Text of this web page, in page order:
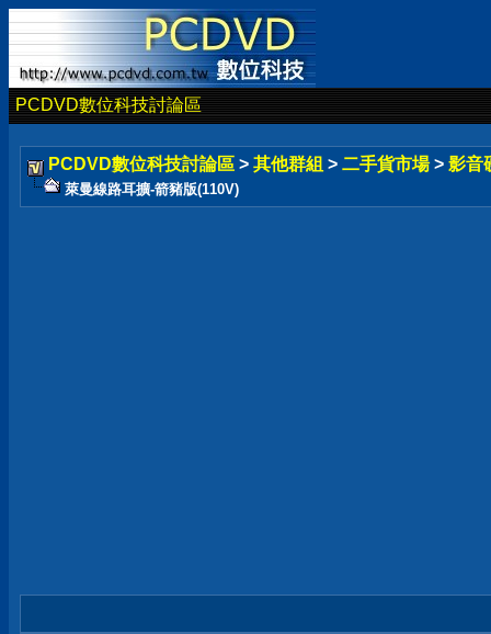
PCDVD數位科技討論區
PCDVD數位科技討論區 > 其他群組 > 二手貨市場 > 影音
萊曼線路耳擴-箭豬版(110V)